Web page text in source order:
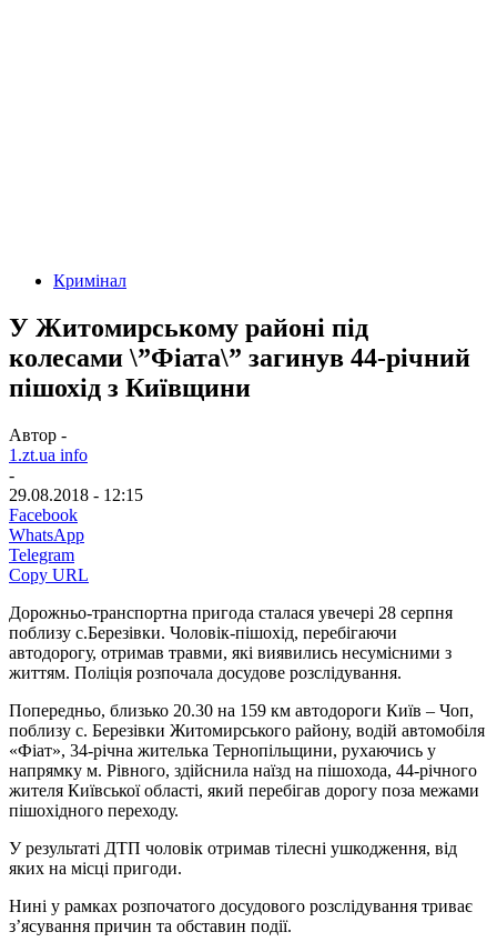
Кримінал
У Житомирському районі під
колесами \”Фіата\” загинув 44-річний
пішохід з Київщини
Автор -
1.zt.ua info
-
29.08.2018 - 12:15
Facebook
WhatsApp
Telegram
Copy URL
Дорожньо-транспортна пригода сталася увечері 28 серпня
поблизу с.Березівки. Чоловік-пішохід, перебігаючи
автодорогу, отримав травми, які виявились несумісними з
життям. Поліція розпочала досудове розслідування.
Попередньо, близько 20.30 на 159 км автодороги Київ – Чоп,
поблизу с. Березівки Житомирського району, водій автомобіля
«Фіат», 34-річна жителька Тернопільщини, рухаючись у
напрямку м. Рівного, здійснила наїзд на пішохода, 44-річного
жителя Київської області, який перебігав дорогу поза межами
пішохідного переходу.
У результаті ДТП чоловік отримав тілесні ушкодження, від
яких на місці пригоди.
Нині у рамках розпочатого досудового розслідування триває
з’ясування причин та обставин події.